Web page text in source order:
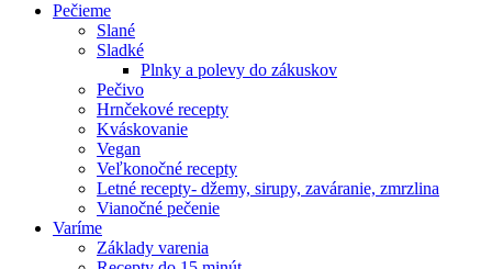
Pečieme
Slané
Sladké
Plnky a polevy do zákuskov
Pečivo
Hrnčekové recepty
Kváskovanie
Vegan
Veľkonočné recepty
Letné recepty- džemy, sirupy, zaváranie, zmrzlina
Vianočné pečenie
Varíme
Základy varenia